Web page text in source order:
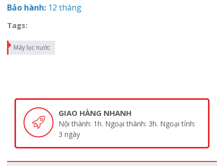
Bảo hành: 12 tháng
Tags:
Máy lọc nước
GIAO HÀNG NHANH
Nội thành: 1h. Ngoại thành: 3h. Ngoại tỉnh:
3 ngày